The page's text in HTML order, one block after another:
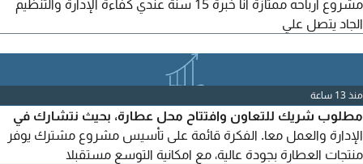
مشروع ارباحه ممتازة أنا خبرة 15 سنة عندي كفاءة الإدارة والتنظيم
الجاد يتصل علي
منذ 13 ساعة
مطلوب شريك للتعاون وافتتاح محل عطارة، بحيث نتشارك في
الإدارة والعمل معا. الفكرة قائمة على تأسيس مشروع مشترك يوفر
منتجات العطارة بجودة عالية، مع امكانية التوسع مستقبلا